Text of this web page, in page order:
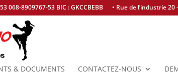
068-8909767-53 BIC : GKCCBEBB • Rue de l’industrie 20
& DOCUMENTS CONTACTEZ-NOUS